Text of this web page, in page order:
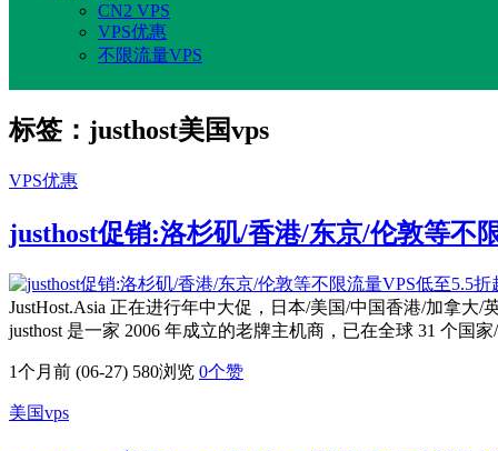
CN2 VPS
VPS优惠
不限流量VPS
标签：justhost美国vps
VPS优惠
justhost促销:洛杉矶/香港/东京/伦敦等不
JustHost.Asia 正在进行年中大促，日本/美国/中国香港/加拿
justhost 是一家 2006 年成立的老牌主机商，已在全球 31 个
1个月前 (06-27) 580浏览 0个赞
美国vps